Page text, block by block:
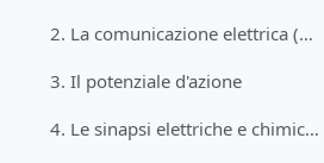
2. La comunicazione elettrica (canali ionici e potenziali)
3. Il potenziale d'azione
4. Le sinapsi elettriche e chimiche